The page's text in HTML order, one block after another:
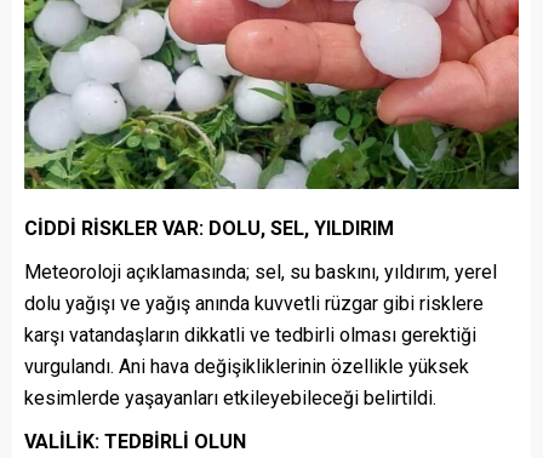
CİDDİ RİSKLER VAR: DOLU, SEL, YILDIRIM
Meteoroloji açıklamasında; sel, su baskını, yıldırım, yerel
dolu yağışı ve yağış anında kuvvetli rüzgar gibi risklere
karşı vatandaşların dikkatli ve tedbirli olması gerektiği
vurgulandı. Ani hava değişikliklerinin özellikle yüksek
kesimlerde yaşayanları etkileyebileceği belirtildi.
VALİLİK: TEDBİRLİ OLUN